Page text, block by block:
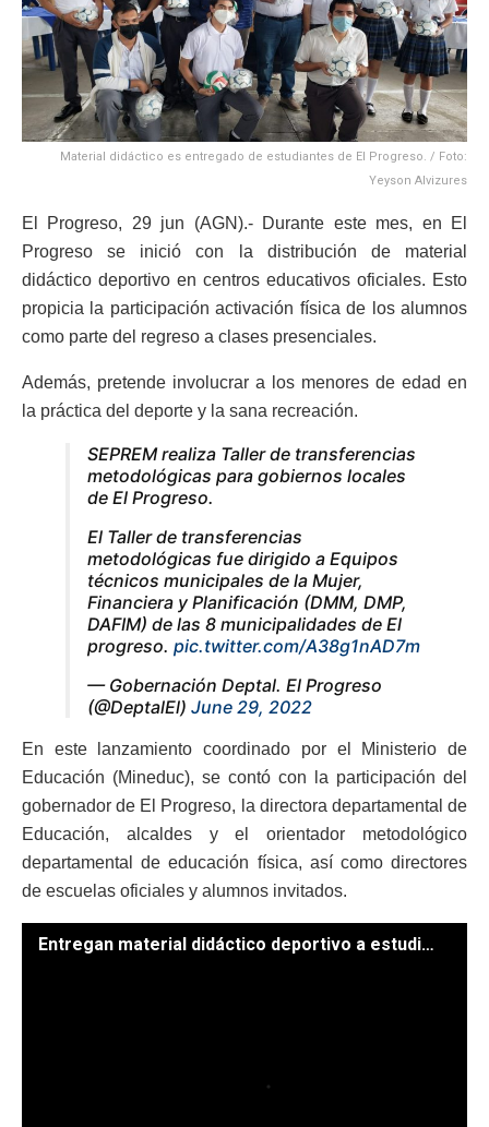
Material didáctico es entregado de estudiantes de El Progreso. / Foto:
Yeyson Alvizures
El Progreso, 29 jun (AGN).- Durante este mes, en El
Progreso se inició con la distribución de material
didáctico deportivo en centros educativos oficiales. Esto
propicia la participación activación física de los alumnos
como parte del regreso a clases presenciales.
Además, pretende involucrar a los menores de edad en
la práctica del deporte y la sana recreación.
SEPREM realiza Taller de transferencias
metodológicas para gobiernos locales
de El Progreso.
El Taller de transferencias
metodológicas fue dirigido a Equipos
técnicos municipales de la Mujer,
Financiera y Planificación (DMM, DMP,
DAFIM) de las 8 municipalidades de El
progreso. pic.twitter.com/A38g1nAD7m
— Gobernación Deptal. El Progreso
(@DeptalEl) June 29, 2022
En este lanzamiento coordinado por el Ministerio de
Educación (Mineduc), se contó con la participación del
gobernador de El Progreso, la directora departamental de
Educación, alcaldes y el orientador metodológico
departamental de educación física, así como directores
de escuelas oficiales y alumnos invitados.
Entregan material didáctico deportivo a estudiantes de El Progreso. / Fotos: Yeyson Alvizures